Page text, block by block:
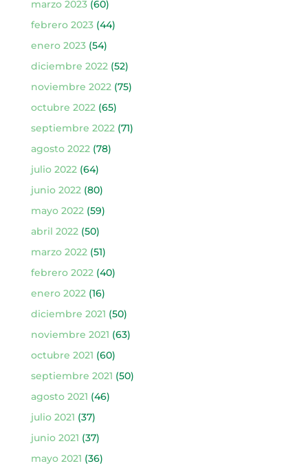
marzo 2023(60)
febrero 2023(44)
enero 2023(54)
diciembre 2022(52)
noviembre 2022(75)
octubre 2022(65)
septiembre 2022(71)
agosto 2022(78)
julio 2022(64)
junio 2022(80)
mayo 2022(59)
abril 2022(50)
marzo 2022(51)
febrero 2022(40)
enero 2022(16)
diciembre 2021 (50)
noviembre 2021 (63)
octubre 2021 (60)
septiembre 2021 (50)
agosto 2021 (46)
julio 2021 (37)
junio 2021 (37)
mayo 2021 (36)